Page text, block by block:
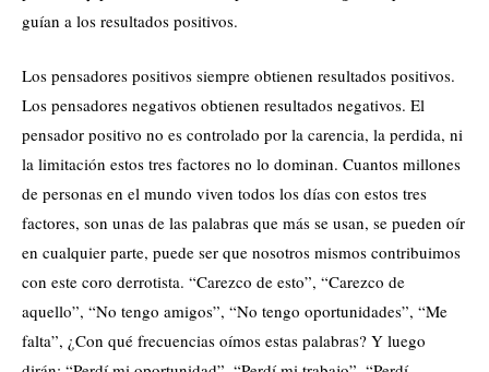
guían a los resultados positivos.
Los pensadores positivos siempre obtienen resultados positivos.
Los pensadores negativos obtienen resultados negativos. El
pensador positivo no es controlado por la carencia, la perdida, ni
la limitación estos tres factores no lo dominan. Cuantos millones
de personas en el mundo viven todos los días con estos tres
factores, son unas de las palabras que más se usan, se pueden oír
en cualquier parte, puede ser que nosotros mismos contribuimos
con este coro derrotista. “Carezco de esto”, “Carezco de
aquello”, “No tengo amigos”, “No tengo oportunidades”, “Me
falta”, ¿Con qué frecuencias oímos estas palabras? Y luego